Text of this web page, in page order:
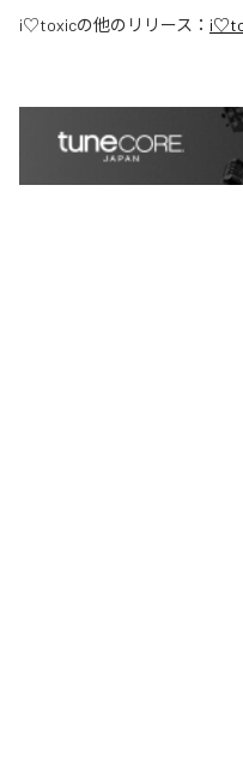
i♡toxicの他のリリース：